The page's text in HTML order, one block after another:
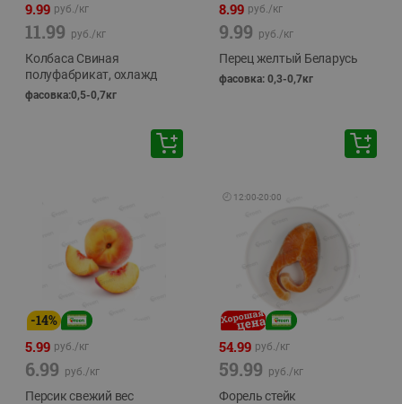
9.99 руб./кг
11.99 руб./кг
Колбаса Свиная
полуфабрикат, охлажд
фасовка:0,5-0,7кг
8.99 руб./кг
9.99 руб./кг
Перец желтый Беларусь
фасовка: 0,3-0,7кг
-14%
5.99 руб./кг
6.99 руб./кг
Персик свежий вес
🕘 12:00-20:00
54.99 руб./кг
59.99 руб./кг
Форель стейк